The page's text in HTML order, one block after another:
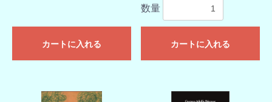
カートに入れる
数量
カートに入れる
カートへ進む